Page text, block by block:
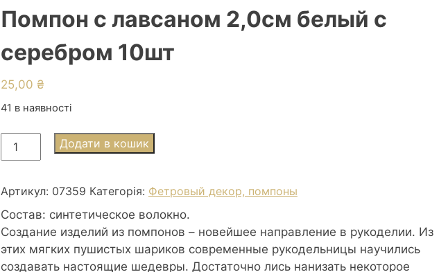
Помпон с лавсаном 2,0см белый с
серебром 10шт
25,00 ₴
41 в наявності
Помпон
с
2,0см
белый
с
серебром
10шт
Додати в кошик
Артикул: 07359 Категорія: Фетровый декор, помпоны
Состав: синтетическое волокно.
Создание изделий из помпонов – новейшее направление в рукоделии. Из
этих мягких пушистых шариков современные рукодельницы научились
создавать настоящие шедевры. Достаточно лись нанизать некоторое